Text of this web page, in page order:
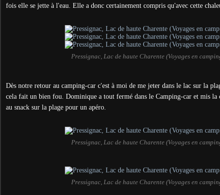
fois elle se jette à l'eau. Elle a donc certainement compris qu'avec cette
Pressignac, Lac de haute Charente (Voyages en
Dès notre retour au camping-car c'est à moi de me jeter dans le lac sur la
cela fait un bien fou. Dominique a tout fermé dans le Camping-car et mis
au snack sur la plage pour un apéro.
Pressignac, Lac de haute Charente (Voyages en
Pressignac, Lac de haute Charente (Voyages en